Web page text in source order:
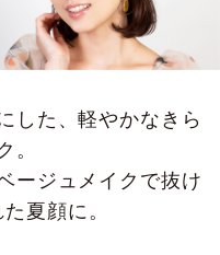
した、軽やかなきら
。
ージュメイクで抜け
夏顔に。